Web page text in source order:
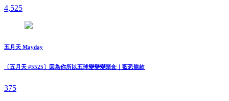
4,525
五月天 Mayday
〔五月天 #5525〕因為你所以五球變變變頭套｜藍恐龍款
375